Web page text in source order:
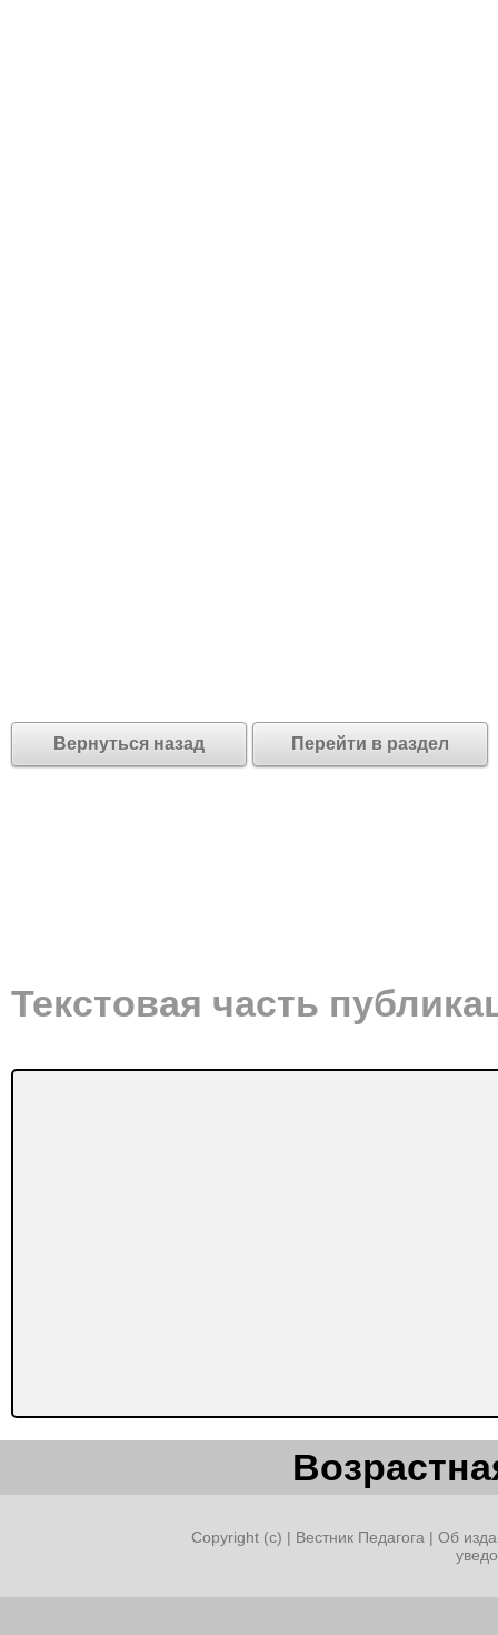
Вернуться назад Перейти в раздел
Текстовая часть
Copyright (c) | Вестник Педагога | Об